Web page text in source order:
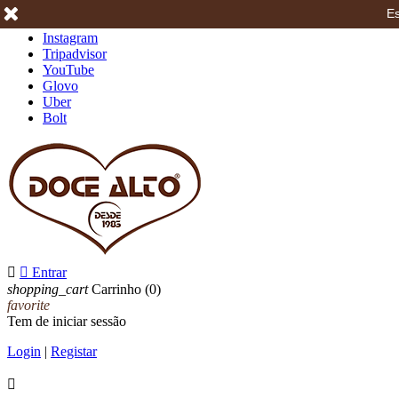
Instagram
Tripadvisor
YouTube
Glovo
Uber
Bolt
  Entrar
shopping_cart Carrinho (0)
favorite
Tem de iniciar sessão
Login | Registar
